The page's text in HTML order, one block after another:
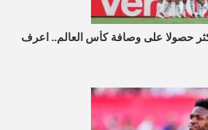
الأكثر حصولا على وصافة كأس العالم.. اعرف